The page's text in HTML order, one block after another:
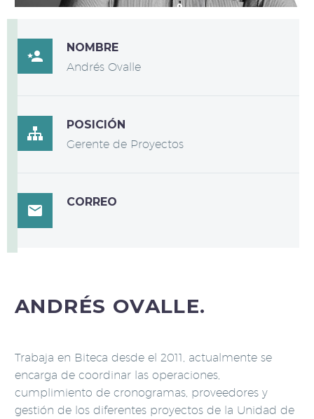

NOMBRE
Andrés Ovalle

POSICIÓN
Gerente de Proyectos

CORREO
ANDRÉS OVALLE.
Trabaja en Biteca desde el 2011, actualmente se
encarga de coordinar las operaciones,
cumplimiento de cronogramas, proveedores y
gestión de los diferentes proyectos de la Unidad de